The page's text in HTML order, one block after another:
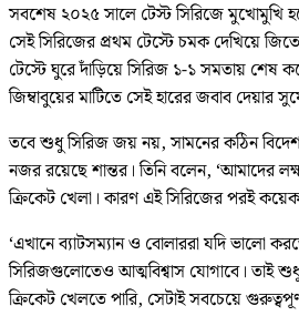
সবশেষ ২০২৫ সালে টেস্ট সিরিজে মুখোমুখি
সেই সিরিজের প্রথম টেস্টে চমক দেখিয়ে
টেস্টে ঘুরে দাঁড়িয়ে সিরিজ ১-১ সমতায় শেষ
জিম্বাবুয়ের মাটিতে সেই হারের জবাব দেয়ার
তবে শুধু সিরিজ জয় নয়, সামনের কঠিন
নজর রয়েছে শান্তর। তিনি বলেন, ‘আমাদের
ক্রিকেট খেলা। কারণ এই সিরিজের পরই
‘এখানে ব্যাটসম্যান ও বোলাররা যদি ভালো
সিরিজগুলোতেও আত্মবিশ্বাস যোগাবে। তাই
ক্রিকেট খেলতে পারি, সেটাই সবচেয়ে